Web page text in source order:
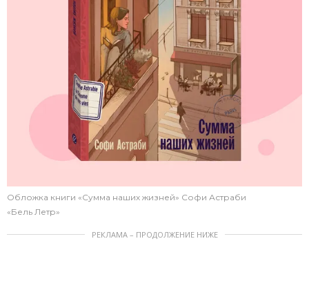
Обложка книги «Сумма наших жизней» Софи Астраби
«Бель Летр»
РЕКЛАМА – ПРОДОЛЖЕНИЕ НИЖЕ